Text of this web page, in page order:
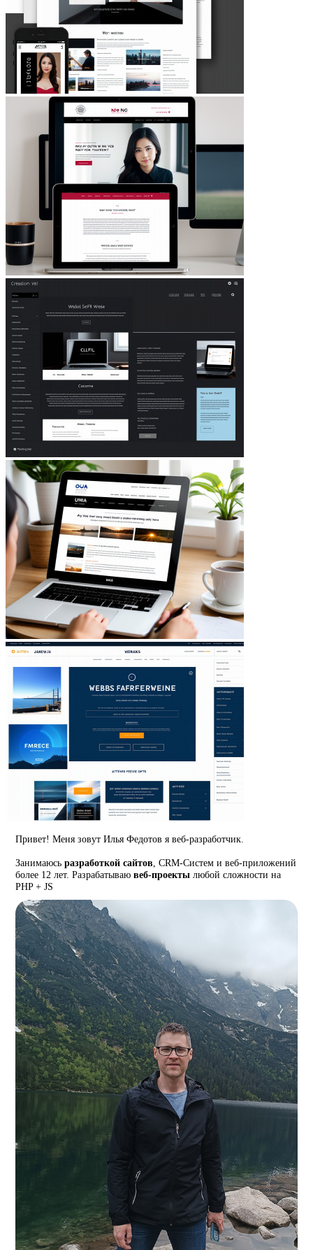
Привет! Меня зовут Илья Федотов я веб-разработчик.
Занимаюсьразработкой сайтов, CRM-Систем и веб-приложений
более 12 лет. Разрабатываювеб-проекты любой сложности на
PHP + JS